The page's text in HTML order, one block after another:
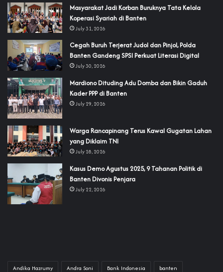
‎Masyarakat Jadi Korban Buruknya Tata Kelola
Koperasi Syariah di Banten
July 31, 2026
Cegah Buruh Terjerat Judol dan Pinjol, Polda
Banten Gandeng SPSI Perkuat Literasi Digital
July 30, 2026
‎Mardiono Dituding Adu Domba dan Bikin Gaduh
Kader PPP di Banten
July 29, 2026
‎Warga Rancapinang Terus Kawal Gugatan Lahan
yang Diklaim TNI‎‎
July 28, 2026
‎Kasus Demo Agustus 2025, 9 Tahanan Politik di
Banten Divonis Penjara
July 22, 2026
Andika Hazrumy Andra Soni Bank Indonesia banten